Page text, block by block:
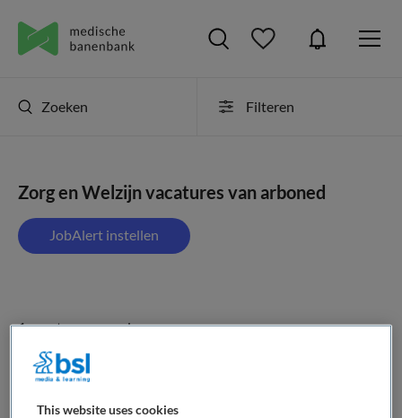
Zoeken Filteren
Zorg en Welzijn vacatures van arboned
JobAlert instellen
1 vacature gevonden
This website uses cookies